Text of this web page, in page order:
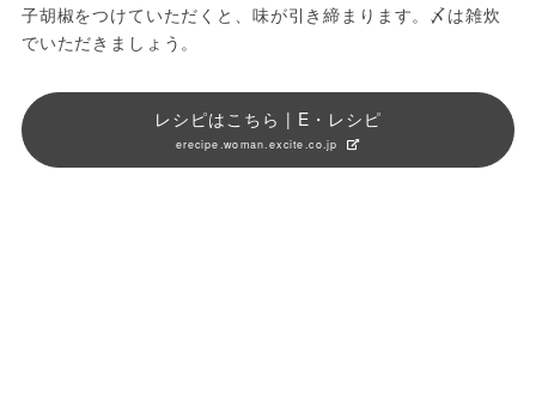
子胡椒をつけていただくと、味が引き締まります。〆は雑炊
でいただきましょう。
レシピはこちら | E・レシピ
erecipe.woman.excite.co.jp